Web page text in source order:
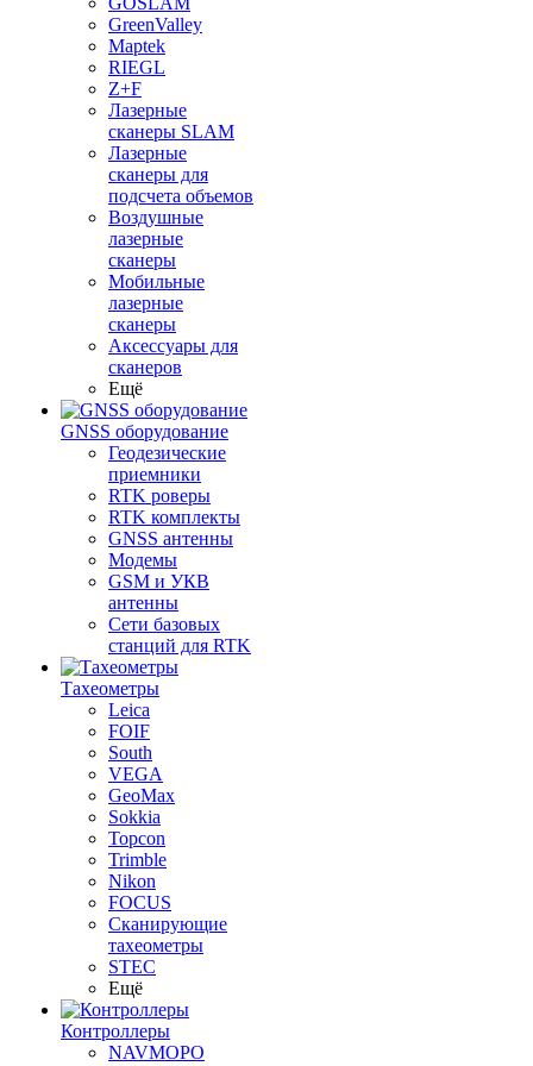
GreenValley
Maptek
RIEGL
Z+F
Лазерные
сканеры SLAM
Лазерные
сканеры для
подсчета объемов
Воздушные
лазерные
сканеры
Мобильные
лазерные
сканеры
Аксессуары для
сканеров
Ещё
GNSS оборудование
Геодезические
приемники
RTK роверы
RTK комплекты
GNSS антенны
Модемы
GSM и УКВ
антенны
Сети базовых
станций для RTK
Тахеометры
Leica
FOIF
South
VEGA
GeoMax
Sokkia
Topcon
Trimble
Nikon
FOCUS
Сканирующие
тахеометры
STEC
Ещё
Контроллеры
NAVMOPO